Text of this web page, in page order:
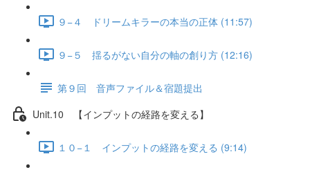
９−４ ドリームキラーの本当の正体 (11:57)
９−５ 揺るがない自分の軸の創り方 (12:16)
第９回 音声ファイル＆宿題提出
Unit.10 【インプットの経路を変える】
１０−１ インプットの経路を変える (9:14)